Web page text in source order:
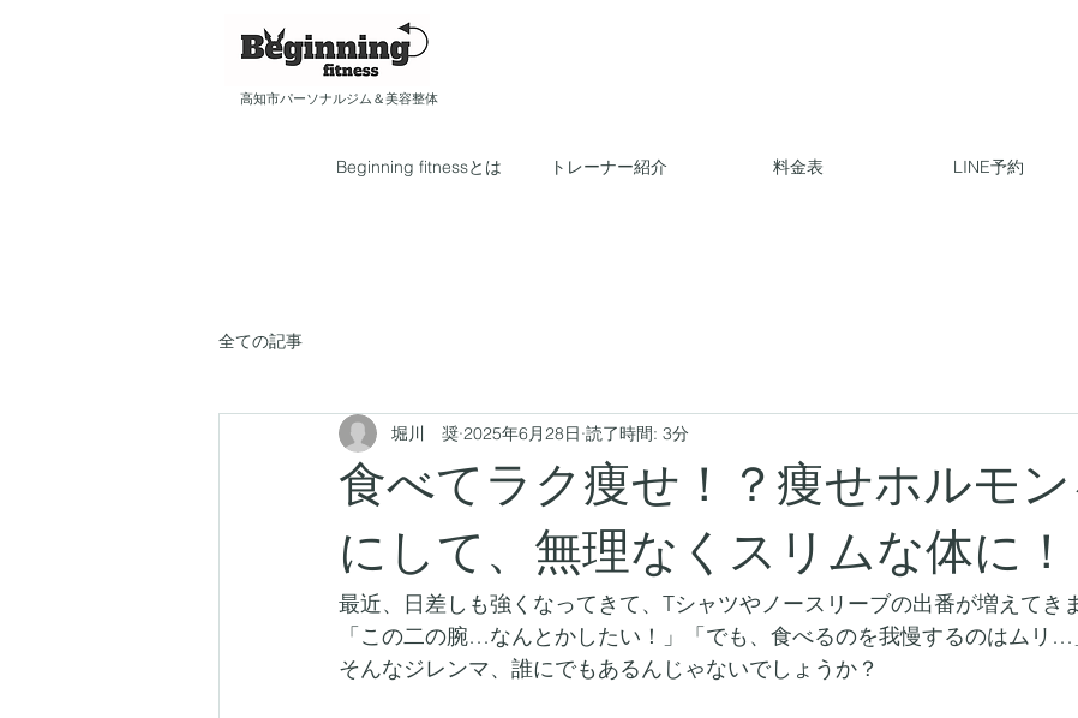
​​高知市パーソナルジム＆美容整体
Beginning fitnessとは トレーナー紹介 料金表 LINE予約
全ての記事
食べてラク痩せ！？痩せホルモ
にして、無理なくスリムな体に！
堀川 奨 2025年6月28日 読了時間: 3分
最近、日差しも強くなってきて、Tシャツやノースリーブの出番が増えてき
「この二の腕…なんとかしたい！」「でも、食べるのを我慢するのはムリ…
そんなジレンマ、誰にでもあるんじゃないでしょうか？